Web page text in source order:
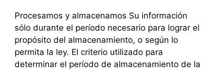
Procesamos y almacenamos Su información
sólo durante el período necesario para lograr el
propósito del almacenamiento, o según lo
permita la ley. El criterio utilizado para
determinar el período de almacenamiento de la